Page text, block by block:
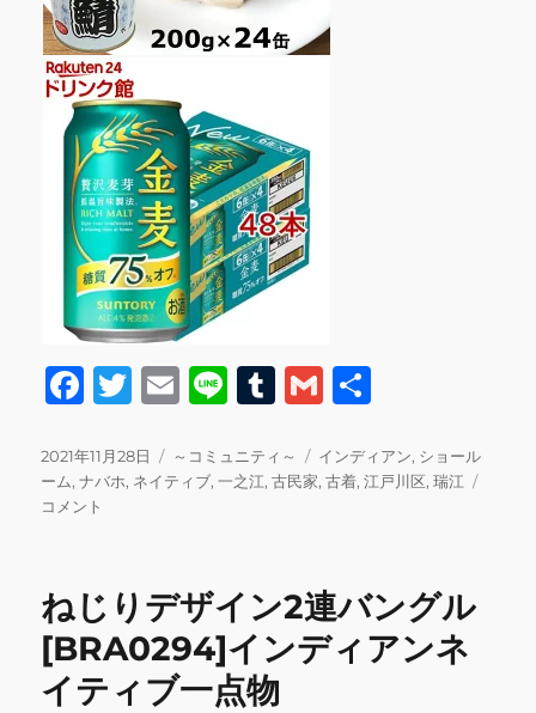
F
c
e
o
k
T
it
te
E
ai
l
Li
e
T
m
bl
G
ai
l
投
稿
日:
2021年11月28日
カ
テ
～コミュニティ～
タ
グ
インディアン, ショール
ーム,ナバホ, ネイティブ,一之江,古民家,古着,江戸川区,瑞江
コメント
ねじりデザイン2連バングル
[BRA0294]インディアンネ
イティブ一点物